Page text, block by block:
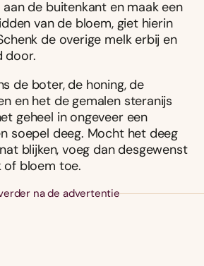
de buitenkant en maak een
van de bloem, giet hierin
de overige melk erbij en
door.
de boter, de honing, de
en het de gemalen steranijs
geheel in ongeveer een
soepel deeg. Mocht het deeg
blijken, voeg dan desgewenst
bloem toe.
na de advertentie